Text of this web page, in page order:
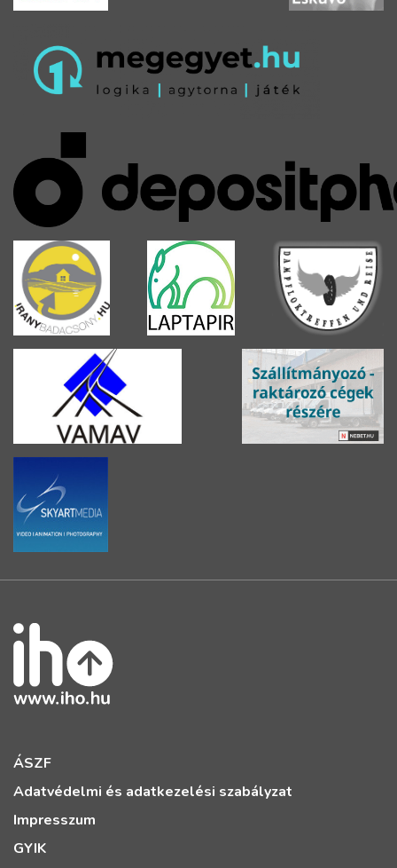
ÁSZF
Adatvédelmi és adatkezelési szabályzat
Impresszum
GYIK